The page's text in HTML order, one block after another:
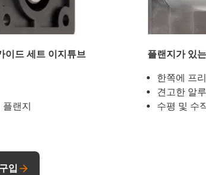
이드 세트 이지튜브
랜지
플랜지가 있
한쪽에 프
견고한 알
수평 및 수
입